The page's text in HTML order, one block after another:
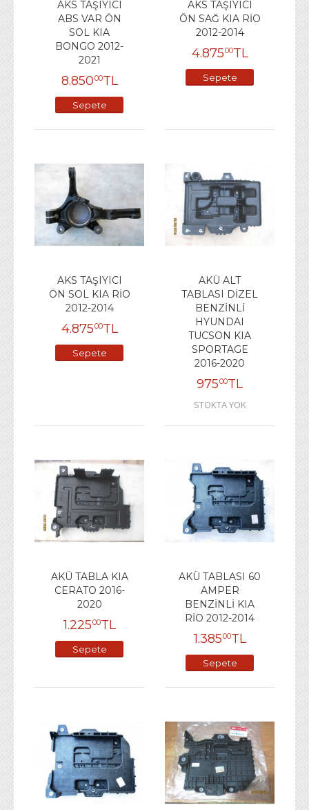
AKS TAŞIYICI
ABS VAR ÖN
SOL KIA
BONGO 2012-
2021
8.85000TL
Sepete
AKS TAŞIYICI
ÖN SAĞ KIA RİO
2012-2014
4.87500TL
Sepete
AKS TAŞIYICI
ÖN SOL KIA RİO
2012-2014
4.87500TL
Sepete
AKÜ ALT
TABLASI DİZEL
BENZİNLİ
HYUNDAI
TUCSON KIA
SPORTAGE
2016-2020
97500TL
STOKTA YOK
AKÜ TABLA KIA
CERATO 2016-
2020
1.22500TL
Sepete
AKÜ TABLASI 60
AMPER
BENZİNLİ KIA
RİO 2012-2014
1.38500TL
Sepete